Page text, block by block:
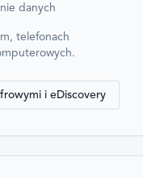
danych
telefonach
i eDiscovery